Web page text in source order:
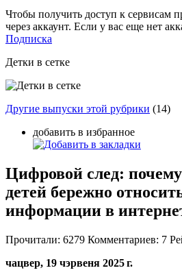
Чтобы получить доступ к сервисам
через аккаунт. Если у вас еще нет
Подписка
Детки в сетке
Другие выпуски этой рубрики (14)
добавить в избранное
Цифровой след:
детей бережно
информации в
Прочитали: 6279 Комментариев: 7
чацвер, 19 чэрвеня 2025 г.